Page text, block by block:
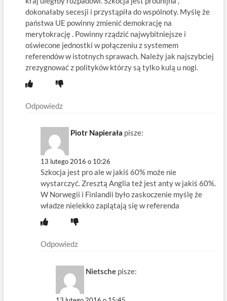
dokonałaby secesji i przystąpiła do wspólnoty. Myślę że
państwa UE powinny zmienić demokrację na
merytokrację . Powinny rządzić najwybitniejsze i
oświecone jednostki w połączeniu z systemem
referendów w istotnych sprawach. Należy jak najszybciej
zrezygnować z polityków którzy są tylko kulą u nogi.
Odpowiedz
Piotr Napierała pisze:
13 lutego 2016 o 10:26
Szkocja jest pro ale w jakiś 60% może nie
wystarczyć. Zresztą Anglia też jest anty w jakiś 60%.
W Norwegii i Finlandii było zaskoczenie myślę że
władze nielekko zaplątają się w referenda
Odpowiedz
Nietsche pisze: